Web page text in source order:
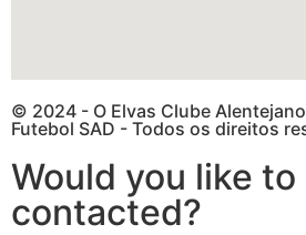
© 2024 - O Elvas Clube
Futebol SAD - Todos os direitos
Would you like to
contacted?